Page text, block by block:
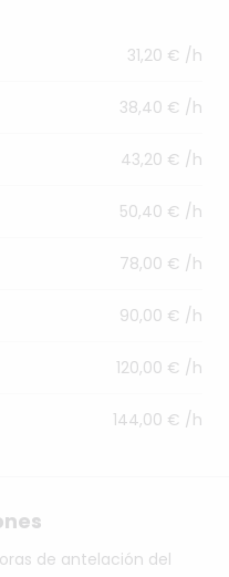
31,20 € /h
38,40 € /h
43,20 € /h
50,40 € /h
78,00 € /h
90,00 € /h
120,00 € /h
144,00 € /h
de antelación del